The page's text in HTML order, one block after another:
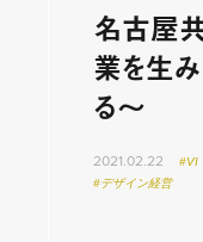
名古屋
業を生み
る〜
2021.02.22 #VI
#デザイン経営